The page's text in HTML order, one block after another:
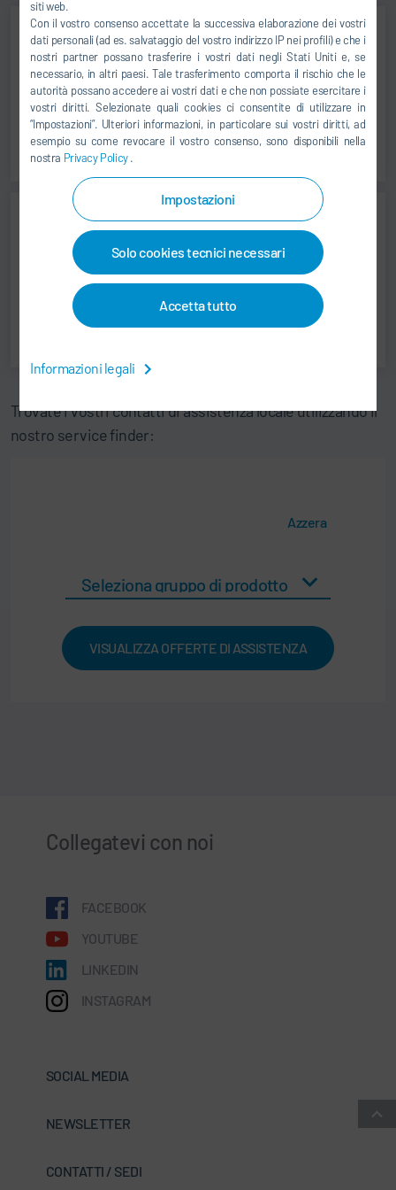
siti web.
Con il vostro consenso accettate la successiva elaborazione dei vostri
dati personali (ad es. salvataggio del vostro indirizzo IP nei profili) e che i
nostri partner possano trasferire i vostri dati negli Stati Uniti e, se
necessario, in altri paesi. Tale trasferimento comporta il rischio che le
autorità possano accedere ai vostri dati e che non possiate esercitare i
vostri diritti. Selezionate quali cookies ci consentite di utilizzare in
“Impostazioni”. Ulteriori informazioni, in particolare sui vostri diritti, ad
esempio su come revocare il vostro consenso, sono disponibili nella
nostra Privacy Policy.
Impostazioni
Solo cookies tecnici necessari
Accetta tutto
Informazioni legali
Contact Modifications
PAINT SHOPS (PAINT PROCESS &
CONVEYORS)
Contact Modifications
PAINT APPLICATION
TECHNOLOGY
Trovate i vostri contatti di assistenza locale utilizzando il
nostro service finder:
Azzera
VISUALIZZA OFFERTE DI ASSISTENZA
Collegatevi con noi
FACEBOOK
YOUTUBE
LINKEDIN
INSTAGRAM
SOCIAL MEDIA
NEWSLETTER
CONTATTI / SEDI